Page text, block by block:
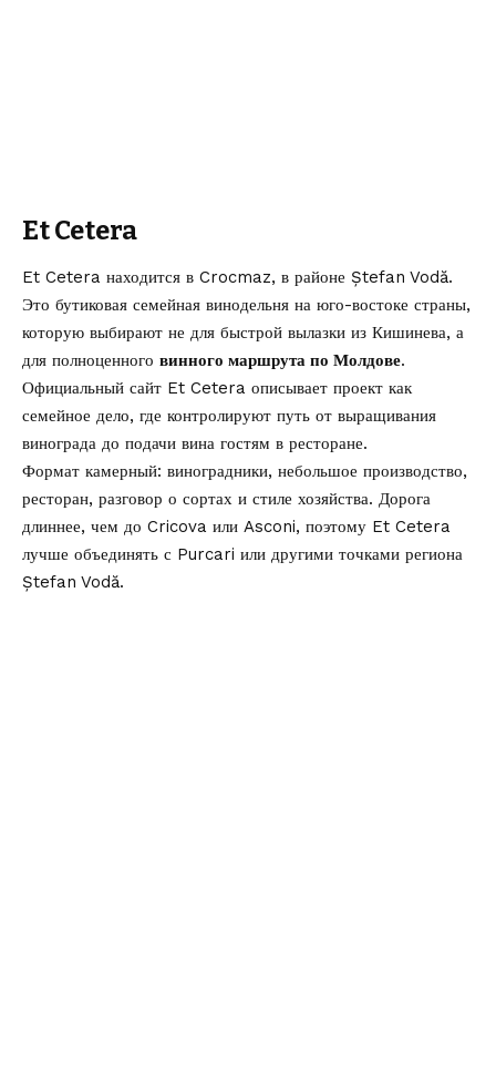
Et Cetera
Et Cetera находится в Crocmaz, в районе Ștefan Vodă.
Это бутиковая семейная винодельня на юго-востоке страны,
которую выбирают не для быстрой вылазки из Кишинева, а
для полноценного винного маршрута по Молдове.
Официальный сайт Et Cetera описывает проект как
семейное дело, где контролируют путь от выращивания
винограда до подачи вина гостям в ресторане.
Формат камерный: виноградники, небольшое производство,
ресторан, разговор о сортах и стиле хозяйства. Дорога
длиннее, чем до Cricova или Asconi, поэтому Et Cetera
лучше объединять с Purcari или другими точками региона
Ștefan Vodă.